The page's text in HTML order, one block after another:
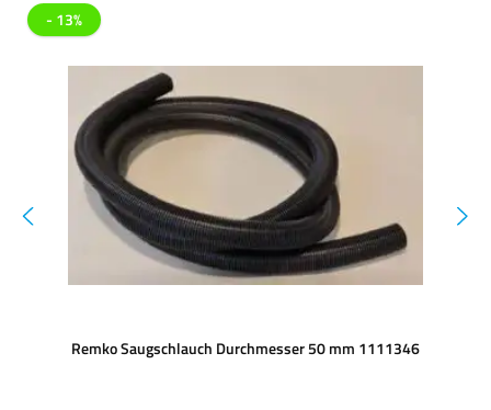
- 13%
Remko Saugschlauch Durchmesser 50 mm 1111346